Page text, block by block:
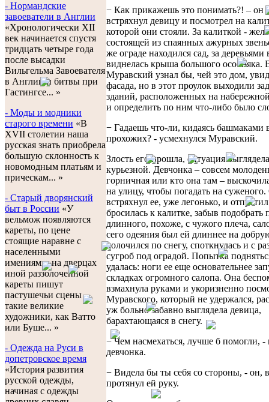
- Нормандские
завоеватели в Англии
«Хронологически XII
век начинается спустя
тридцать четыре года
после высадки
Вильгельма Завоевателя
в Англии и битвы при
Гастингсе... »
- Моды и модники
старого времени «В
XVII столетии наша
русская знать приобрела
большую склонность к
новомодным платьям и
прическам... »
- Старый дворянский
быт в России «У
вельмож появляются
кареты, по цене
стоящие наравне с
населенными
имениями; на дверцах
иной раззолоченной
кареты пишут
пастушечьи сцены
такие великие
художники, как Ватто
или Буше... »
- Одежда на Руси в
допетровское время
«История развития
русской одежды,
начиная с одежды
− Как прикажешь это понимать?! – он
встряхнул девицу и посмотрел на
которой они стояли. За калиткой -
состоящей из спаянных ажурных
же ограде находился сад, за деревьями
виднелась крыша большого особняка.
Муравский узнал бы, чей это дом,
фасада, но в этот проулок выходили
зданий, расположенных на
и определить по ним что-либо было
− Гадаешь что-ли, кидаясь башмаками
прохожих? - усмехнулся Муравский.
Злость его прошла, ситуация
курьезной. Девчонка – совсем
горничная или кто она там –
на улицу, чтобы погадать на
встряхнул ее, уже легонько, и
бросилась к калитке, забыв подобрать
длинного, похоже, с чужого плеча,
сего одеяния был ей длиннее на
волочился по снегу, споткнулась и с
сугроб под оградой. Попытка
удалась: ноги ее еще основательнее
складках огромного салопа. Она
взмахнула руками и укоризненно
Муравского, который не удержался,
уж больно забавно выглядела девица,
барахтающаяся в снегу.
− Чем насмехаться, лучше б помогли, -
девчонка.
− Видела бы ты себя со стороны, - он,
протянул ей руку.